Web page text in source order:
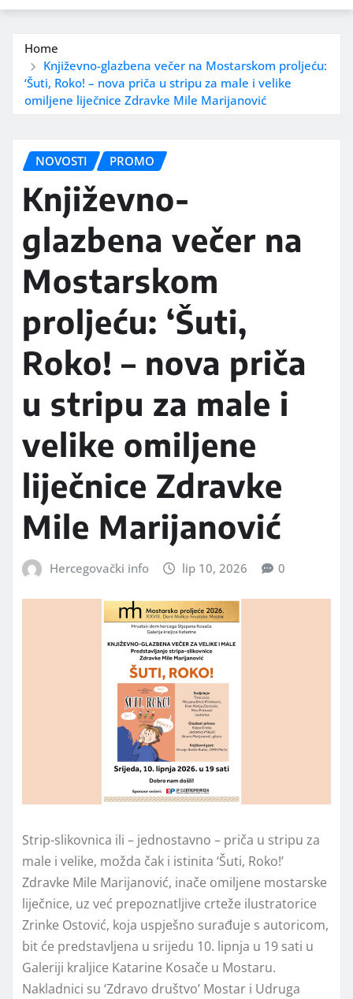
Home
Književno-glazbena večer na Mostarskom proljeću:
‘Šuti, Roko! – nova priča u stripu za male i velike
omiljene liječnice Zdravke Mile Marijanović
NOVOSTI PROMO
Književno-
glazbena večer na
Mostarskom
proljeću: ‘Šuti,
Roko! – nova priča
u stripu za male i
velike omiljene
liječnice Zdravke
Mile Marijanović
Hercegovački info lip 10, 2026 0
Strip-slikovnica ili – jednostavno – priča u stripu za
male i velike, možda čak i istinita ‘Šuti, Roko!’
Zdravke Mile Marijanović, inače omiljene mostarske
liječnice, uz već prepoznatljive crteže ilustratorice
Zrinke Ostović, koja uspješno surađuje s autoricom,
bit će predstavljena u srijedu 10. lipnja u 19 sati u
Galeriji kraljice Katarine Kosače u Mostaru.
Nakladnici su ‘Zdravo društvo’ Mostar i Udruga